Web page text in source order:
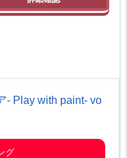
- Play with paint- vo
グ